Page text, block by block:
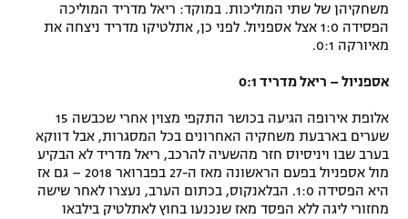
תקנון עבור פעילות ספורט 1 – "מרלן"
גיימינג E-Sports
תנאי שימוש
מדיניות פרטיות
תקנון פעילות ספורט 1
בייסבול MLB
גיימינג E-Sports
משחקיהן של שתי המוליכות. במוקד: ריאל מדריד המוליכה
הפסידה 1:0 אצל אספניול. לפני כן, אתלטיקו מדריד ניצחה את
מאיורקה 0:1.
אספניול – ריאל מדריד 0:1
אלופת אירופה הגיעה בכושר התקפי מצוין אחרי שכבשה 15
שערים בארבעת משחקיה האחרונים בכל המסגרות, אבל דווקא
בערב שבו ויניסיוס חזר מהשעיה להרכב, ריאל מדריד לא הבקיע
מול אספניול בפעם הראשונה מאז ה-27 בפברואר 2018 – גם אז
היא הפסידה 1:0. הבלאנקוס, בכתום הערב, נעצרו לאחר שישה
מחזורי ליגה ללא הפסד מאז שנכנעו בחוץ לאתלטיק בילבאו